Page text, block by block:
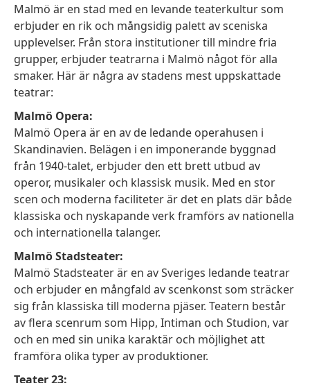
Malmö är en stad med en levande teaterkultur som
erbjuder en rik och mångsidig palett av sceniska
upplevelser. Från stora institutioner till mindre fria
grupper, erbjuder teatrarna i Malmö något för alla
smaker. Här är några av stadens mest uppskattade
teatrar:
Malmö Opera:
Malmö Opera är en av de ledande operahusen i
Skandinavien. Belägen i en imponerande byggnad
från 1940-talet, erbjuder den ett brett utbud av
operor, musikaler och klassisk musik. Med en stor
scen och moderna faciliteter är det en plats där både
klassiska och nyskapande verk framförs av nationella
och internationella talanger.
Malmö Stadsteater:
Malmö Stadsteater är en av Sveriges ledande teatrar
och erbjuder en mångfald av scenkonst som sträcker
sig från klassiska till moderna pjäser. Teatern består
av flera scenrum som Hipp, Intiman och Studion, var
och en med sin unika karaktär och möjlighet att
framföra olika typer av produktioner.
Teater 23: